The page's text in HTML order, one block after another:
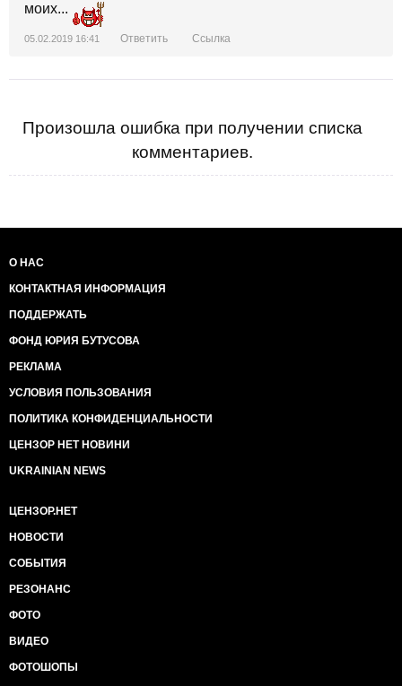
моих...
05.02.2019 16:41 Ответить Ссылка
Произошла ошибка при получении списка
комментариев.
О НАС
КОНТАКТНАЯ ИНФОРМАЦИЯ
ПОДДЕРЖАТЬ
ФОНД ЮРИЯ БУТУСОВА
РЕКЛАМА
УСЛОВИЯ ПОЛЬЗОВАНИЯ
ПОЛИТИКА КОНФИДЕНЦИАЛЬНОСТИ
ЦЕНЗОР НЕТ НОВИНИ
UKRAINIAN NEWS
ЦЕНЗОР.НЕТ
НОВОСТИ
СОБЫТИЯ
РЕЗОНАНС
ФОТО
ВИДЕО
ФОТОШОПЫ